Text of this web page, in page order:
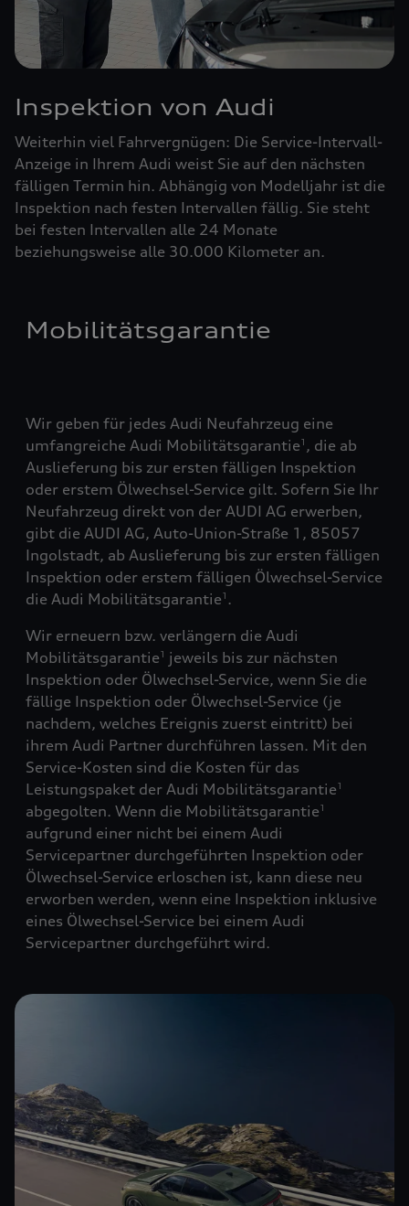
Inspektion von Audi
Weiterhin viel Fahrvergnügen: Die Service-Intervall-
Anzeige in Ihrem Audi weist Sie auf den nächsten
fälligen Termin hin. Abhängig von Modelljahr ist die
Inspektion nach festen Intervallen fällig. Sie steht
bei festen Intervallen alle 24 Monate
beziehungsweise alle 30.000 Kilometer an.
Mobilitätsgarantie
Wir geben für jedes Audi Neufahrzeug eine
umfangreiche Audi Mobilitätsgarantie1 , die ab
Auslieferung bis zur ersten fälligen Inspektion
oder erstem Ölwechsel-Service gilt. Sofern Sie Ihr
Neufahrzeug direkt von der AUDI AG erwerben,
gibt die AUDI AG, Auto-Union-Straße 1, 85057
Ingolstadt, ab Auslieferung bis zur ersten fälligen
Inspektion oder erstem fälligen Ölwechsel-Service
die Audi Mobilitätsgarantie1 .
Wir erneuern bzw. verlängern die Audi
Mobilitätsgarantie1
jeweils bis zur nächsten
Inspektion oder Ölwechsel-Service, wenn Sie die
fällige Inspektion oder Ölwechsel-Service (je
nachdem, welches Ereignis zuerst eintritt) bei
ihrem Audi Partner durchführen lassen. Mit den
Service-Kosten sind die Kosten für das
Leistungspaket der Audi Mobilitätsgarantie1
abgegolten. Wenn die Mobilitätsgarantie1
aufgrund einer nicht bei einem Audi
Servicepartner durchgeführten Inspektion oder
Ölwechsel-Service erloschen ist, kann diese neu
erworben werden, wenn eine Inspektion inklusive
eines Ölwechsel-Service bei einem Audi
Servicepartner durchgeführt wird.